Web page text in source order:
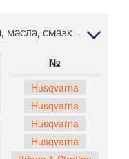
"Леска, триммерные головки, масла, смазки Снегоуборщик Хускварна 5524 ST 96191001605, 2009-08 "
№
Husqvarna
Husqvarna
Husqvarna
Husqvarna